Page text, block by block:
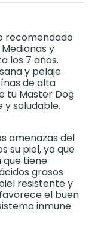
recomendado
y
los 7 años.
y pelaje
de alta
tu Master Dog
saludable.
amenazas del
su piel, ya que
tiene.
grasos
resistente y
el buen
inmune